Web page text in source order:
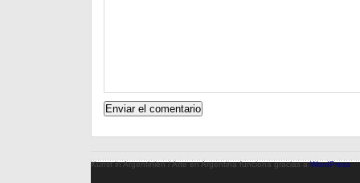
Kunst in Argentinien / Arte en Argentina funciona gracias aWordPress